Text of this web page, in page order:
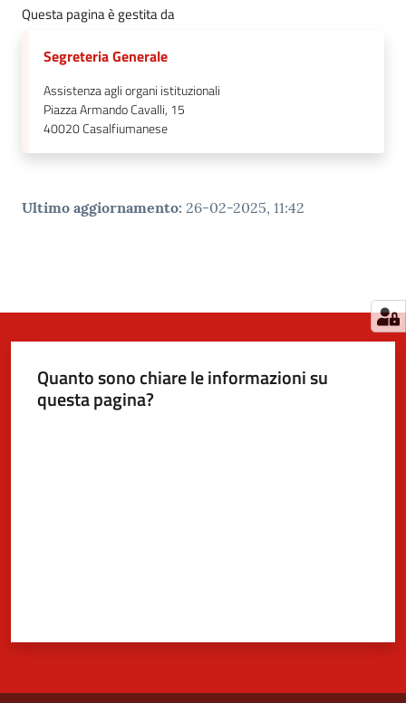
Questa pagina è gestita da
Segreteria Generale
Assistenza agli organi istituzionali
Piazza Armando Cavalli, 15
40020Casalfiumanese
Ultimo aggiornamento: 26-02-2025, 11:42
Quanto sono chiare le informazioni su
questa pagina?